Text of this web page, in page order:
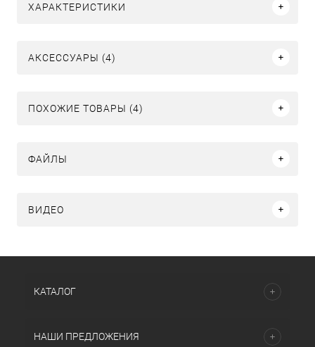
ХАРАКТЕРИСТИКИ
АКСЕССУАРЫ (4)
ПОХОЖИЕ ТОВАРЫ (4)
ФАЙЛЫ
ВИДЕО
КАТАЛОГ
НАШИ ПРЕДЛОЖЕНИЯ